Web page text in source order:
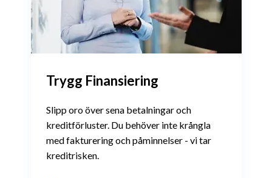
Trygg Finansiering
Slipp oro över sena betalningar och
kreditförluster. Du behöver inte krångla
med fakturering och påminnelser - vi tar
kreditrisken.